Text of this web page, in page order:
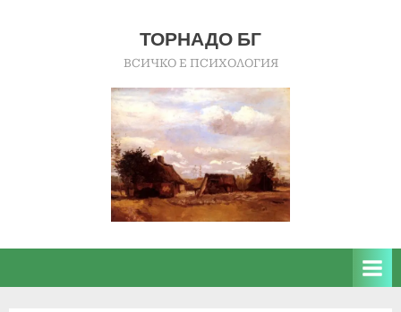
ТОРНАДО БГ
ВСИЧКО Е ПСИХОЛОГИЯ